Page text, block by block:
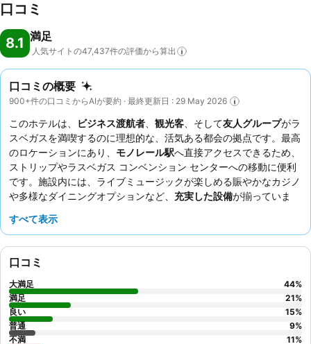
口コミ
8.1 満足
人気サイトの47,437件の評価から算出
口コミの概要
900+件の口コミからAIが要約 · 最終更新日 : 29 May 2026
このホテルは、 ビジネス渡航者 観光客 、そして友人グループがラ
スベガスを満喫するのに理想的な、活気ある都会の拠点です。最高
のロケーションにあり、 モノレール駅へ直接アクセスできるため、
ストリップやラスベガス コンベンション センターへの移動に便利
です。施設内には、ライブミュージックが楽しめる賑やかなカジノ
や多様なダイニングオプションなど、 充実した設備が揃っていま
と、ベニハナやエッジ ステーキハウスといったレストランの質の
すべて表示
口コミ
大満足 44%
満足
21%
良い
15%
普通
9%
不満
11%